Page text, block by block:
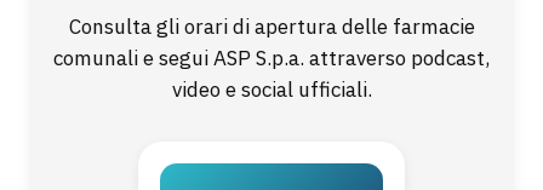
Consulta gli orari di apertura delle farmacie
comunali e segui ASP S.p.a. attraverso podcast,
video e social ufficiali.